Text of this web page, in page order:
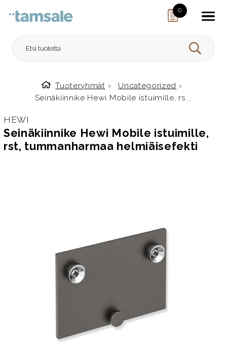
0
HAE
Etusivulle
Tuoteryhmät › Uncategorized ›
Seinäkiinnike Hewi Mobile istuimille, rs...
HEWI
Seinäkiinnike Hewi Mobile istuimille,
rst, tummanharmaa helmiäisefekti